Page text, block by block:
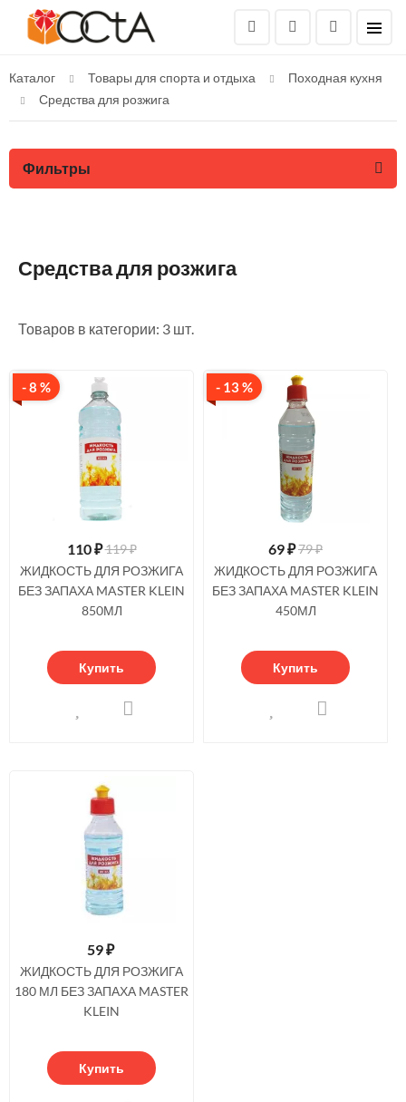
Каталог Товары для спорта и отдыха
Походная кухня
Средства для розжига
Фильтры
Средства для розжига
Товаров в категории: 3 шт.
- 8 %
110₽119 ₽
ЖИДКОСТЬ ДЛЯ РОЗЖИГА
БЕЗ ЗАПАХА MASTER KLEIN
850МЛ
Купить
- 13 %
69₽79 ₽
ЖИДКОСТЬ ДЛЯ РОЗЖИГА
БЕЗ ЗАПАХА MASTER KLEIN
450МЛ
Купить
59₽
ЖИДКОСТЬ ДЛЯ РОЗЖИГА
180 МЛ БЕЗ ЗАПАХА MASTER
KLEIN
Купить